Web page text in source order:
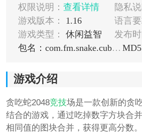
权限说明： 查看详情 隐私说
游戏版本：
1.16 语言要
游戏类型：
休闲益智 发布时
包名：com.fm.snake.cubix.merge2048
游戏介绍
贪吃蛇2048竞技场是一款创新的贪
结合的游戏，通过吃掉数字方块合
相同值的图块合并，获得更高分数